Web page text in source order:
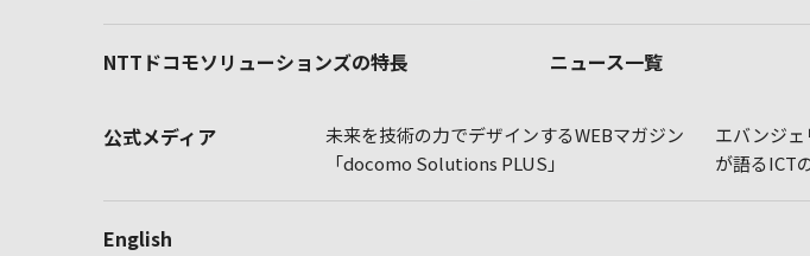
NTTドコモソリューションズの特長 ニュース一覧
公式メディア
未来を技術の力でデザインするWEBマガジン
「docomo Solutions PLUS」
エバンジ
が語るICT
English